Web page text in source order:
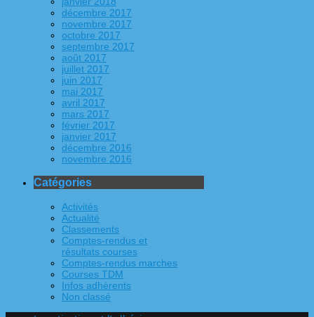
décembre 2017
novembre 2017
octobre 2017
septembre 2017
août 2017
juillet 2017
juin 2017
mai 2017
avril 2017
mars 2017
février 2017
janvier 2017
décembre 2016
novembre 2016
Catégories
Activités
Actualité
Classements
Comptes-rendus et
résultats courses
Comptes-rendus marches
Courses TDM
Infos adhérents
Non classé